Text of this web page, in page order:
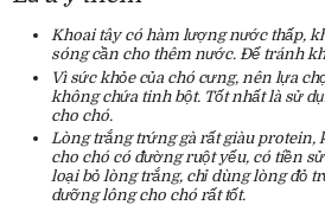
Khoai tây có hàm lượng nước thấp,
sóng cần cho thêm nước. Để tránh
Vì sức khỏe của chó cưng, nên lựa
không chứa tinh bột. Tốt nhất là sử
cho chó.
Lòng trắng trứng gà rất giàu protein,
cho chó có đường ruột yếu, có tiền
loại bỏ lòng trắng, chỉ dùng lòng đỏ
dưỡng lông cho chó rất tốt.